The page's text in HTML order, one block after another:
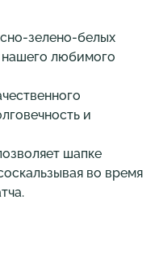
зелено-белых
любимого
и
шапке
во время